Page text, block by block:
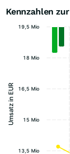
Kennzahlen
Umsatz in EUR
13,5 Mio
15 Mio
16,5 Mio
18 Mio
19,5 Mio